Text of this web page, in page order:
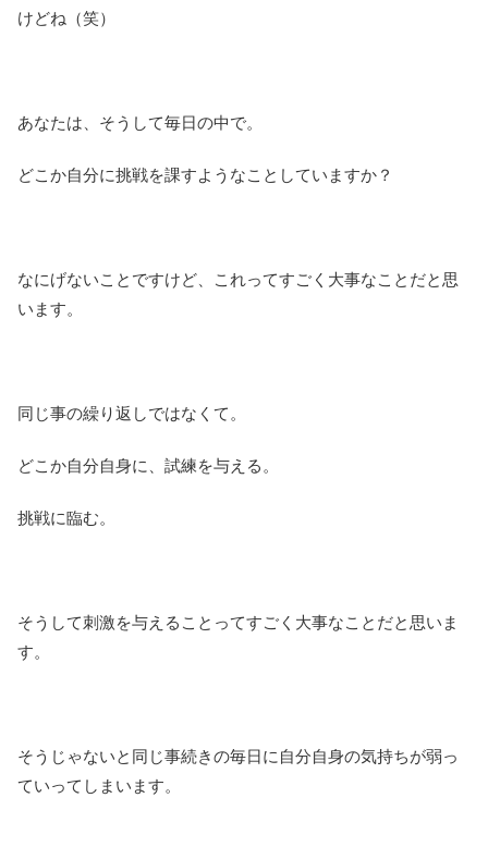
けどね（笑）
あなたは、そうして毎日の中で。
どこか自分に挑戦を課すようなことしていますか？
なにげないことですけど、これってすごく大事なことだと思
います。
同じ事の繰り返しではなくて。
どこか自分自身に、試練を与える。
挑戦に臨む。
そうして刺激を与えることってすごく大事なことだと思いま
す。
そうじゃないと同じ事続きの毎日に自分自身の気持ちが弱っ
ていってしまいます。